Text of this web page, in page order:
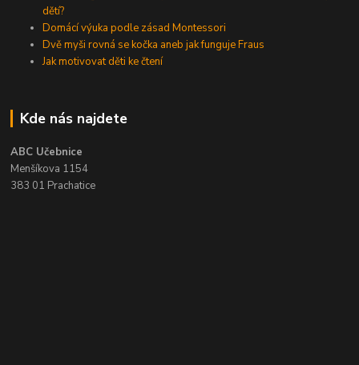
dětí?
Domácí výuka podle zásad Montessori
Dvě myši rovná se kočka aneb jak funguje Fraus
Jak motivovat děti ke čtení
Kde nás najdete
ABC Učebnice
Menšíkova 1154
383 01 Prachatice